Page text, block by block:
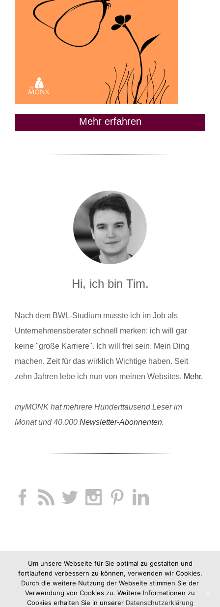
Mehr erfahren
Hi, ich bin Tim.
Nach dem BWL-Studium musste ich im Job als
Unternehmensberater schnell merken: ich will gar
keine "große Karriere". Ich will frei sein. Mein Ding
machen. Zeit für das wirklich Wichtige haben. Seit
zehn Jahren lebe ich nun von meinen Websites. Mehr.
myMONK hat mehrere Hunderttausend Leser im
Monat und 40.000 Newsletter-Abonnenten.
Um unsere Webseite für Sie optimal zu gestalten und
fortlaufend verbessern zu können, verwenden wir Cookies.
Durch die weitere Nutzung der Webseite stimmen Sie der
Verwendung von Cookies zu. Weitere Informationen zu
Cookies erhalten Sie in unserer Datenschutzerklärung